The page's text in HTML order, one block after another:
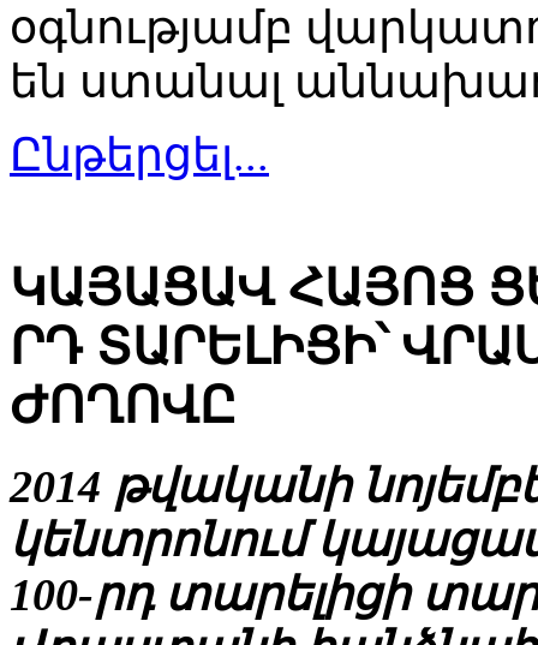
օգնությամբ
են ստանալ
Ընթերցել...
ԿԱՅԱՑԱՎ ՀԱՅՈՑ
ՐԴ ՏԱՐԵԼԻՑԻ՝
ԺՈՂՈՎԸ
2014 թվականի
կենտրոնում
100-րդ տարելիցի